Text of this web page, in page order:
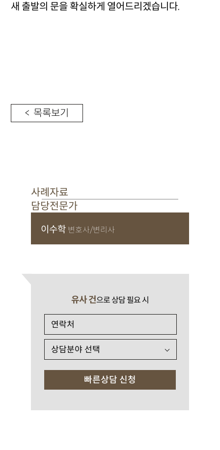
새 출발의 문을 확실하게 열어드리겠습니다.
< 목록보기
사례자료
담당전문가
이수학 변호사/변리사
유사 건으로 상담 필요 시